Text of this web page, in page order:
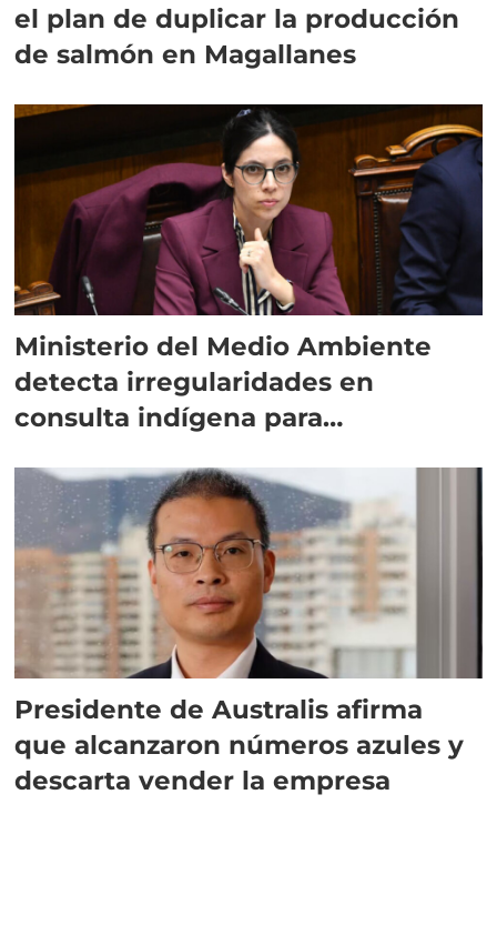
el plan de duplicar la producción
de salmón en Magallanes
Ministerio del Medio Ambiente
detecta irregularidades en
consulta indígena para
Presidente de Australis afirma
que alcanzaron números azules y
descarta vender la empresa